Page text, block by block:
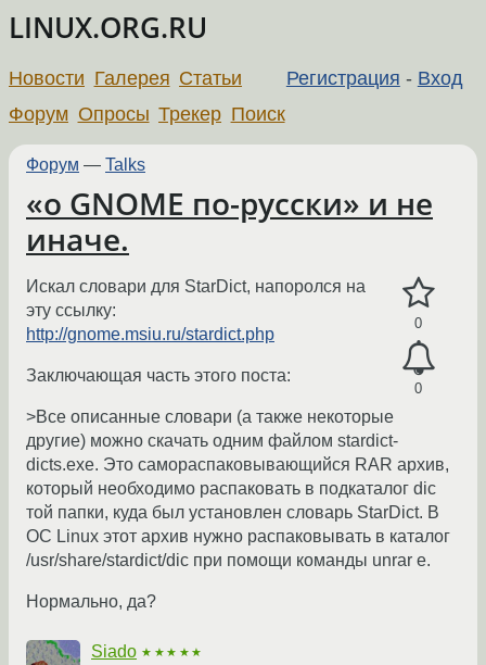
LINUX.ORG.RU
Регистрация - Вход
Новости Галерея Статьи
Форум Опросы Трекер Поиск
Форум — Talks
«о GNOME по-русски» и не
иначе.
0
0
Искал словари для StarDict, напоролся на
эту ссылку:
http://gnome.msiu.ru/stardict.php
Заключающая часть этого поста:
>Все описанные словари (а также некоторые
другие) можно скачать одним файлом stardict-
dicts.exe. Это самораспаковывающийся RAR архив,
который необходимо распаковать в подкаталог dic
той папки, куда был установлен словарь StarDict. В
ОС Linux этот архив нужно распаковывать в каталог
/usr/share/stardict/dic при помощи команды unrar e.
Нормально, да?
Siado ★★★★★